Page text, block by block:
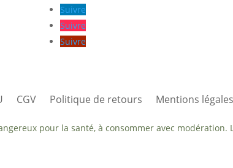
Suivre
Suivre
Suivre
CGV Politique de retours Mentions légales
pour la santé, à consommer avec